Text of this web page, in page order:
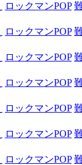
ロックマンPOP
ロックマンPOP
ロックマンPOP
ロックマンPOP
ロックマンPOP
ロックマンPOP
ロックマンPOP